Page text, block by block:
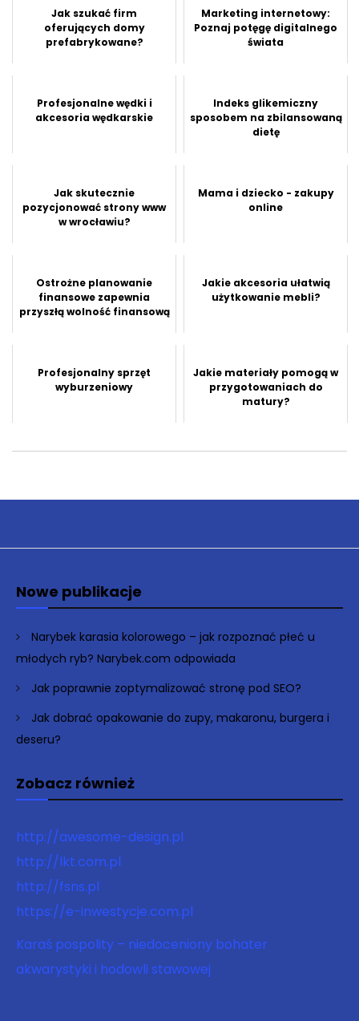
Jak szukać firm
oferujących domy
prefabrykowane?
Marketing internetowy:
Poznaj potęgę digitalnego
świata
Profesjonalne wędki i
akcesoria wędkarskie
Indeks glikemiczny
sposobem na zbilansowaną
dietę
Jak skutecznie
pozycjonować strony www
w wrocławiu?
Mama i dziecko - zakupy
online
Ostrożne planowanie
finansowe zapewnia
przyszłą wolność finansową
Jakie akcesoria ułatwią
użytkowanie mebli?
Profesjonalny sprzęt
wyburzeniowy
Jakie materiały pomogą w
przygotowaniach do
matury?
Nowe publikacje
Narybek karasia kolorowego – jak rozpoznać płeć u
młodych ryb? Narybek.com odpowiada
Jak poprawnie zoptymalizować stronę pod SEO?
Jak dobrać opakowanie do zupy, makaronu, burgera i
deseru?
Zobacz również
http://awesome-design.pl
http://lkt.com.pl
http://fsns.pl
https://e-inwestycje.com.pl
Karaś pospolity – niedoceniony bohater
akwarystyki i hodowli stawowej